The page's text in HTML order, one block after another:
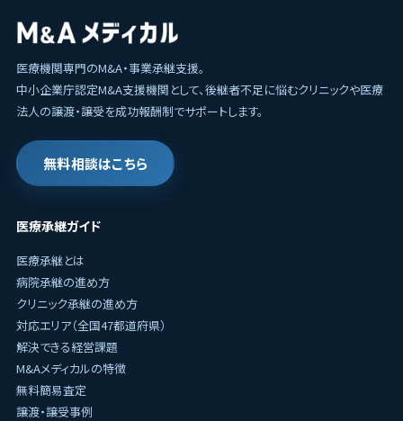
医療機関専門のM&A・事業承継支援。
中小企業庁認定M&A支援機関として、後継者不足に悩むクリニックや医療
法人の譲渡・譲受を成功報酬制でサポートします。
無料相談はこちら
医療承継ガイド
医療承継とは
病院承継の進め方
クリニック承継の進め方
対応エリア（全国47都道府県）
解決できる経営課題
M&Aメディカルの特徴
無料簡易査定
譲渡・譲受事例